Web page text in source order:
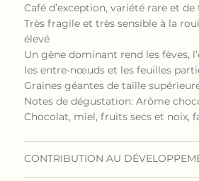
Café d’exception, variété rare et
Très fragile et très sensible à la
élevé
Un gène dominant rend les fèves,
les entre-nœuds et les feuilles
Graines géantes de taille
Notes de dégustation: Arôme
Chocolat, miel, fruits secs et noix,
CONTRIBUTION AU